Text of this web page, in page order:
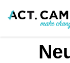
to